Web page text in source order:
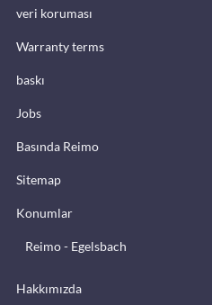
veri koruması
Warranty terms
baskı
Jobs
Basında Reimo
Sitemap
Konumlar
Reimo - Egelsbach
Hakkımızda